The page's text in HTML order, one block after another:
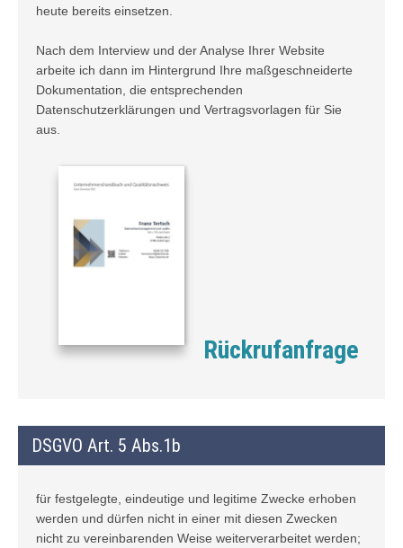
heute bereits einsetzen.
Nach dem Interview und der Analyse Ihrer Website
arbeite ich dann im Hintergrund Ihre maßgeschneiderte
Dokumentation, die entsprechenden
Datenschutzerklärungen und Vertragsvorlagen für Sie
aus.
Rückrufanfrage
DSGVO Art. 5 Abs.1b
für festgelegte, eindeutige und legitime Zwecke erhoben
werden und dürfen nicht in einer mit diesen Zwecken
nicht zu vereinbarenden Weise weiterverarbeitet werden;